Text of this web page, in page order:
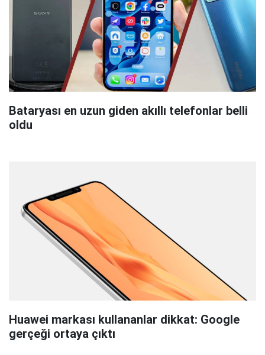
Bataryası en uzun giden akıllı telefonlar belli
oldu
Huawei markası kullananlar dikkat: Google
gerçeği ortaya çıktı